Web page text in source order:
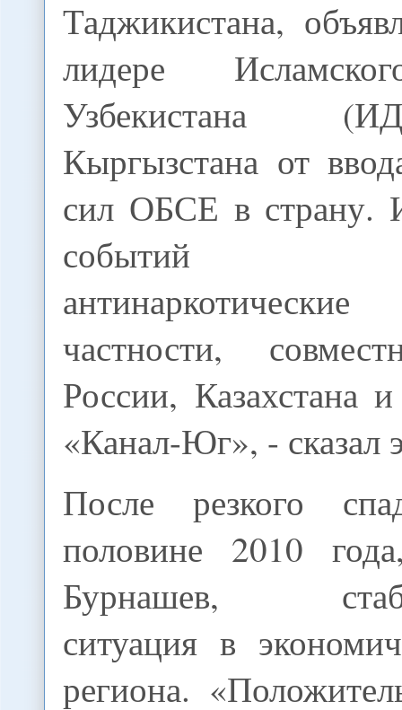
Таджикистана,
лидере
Узбекистана
Кыргызстана от
сил ОБСЕ в страну.
событий
частности,
России, Казахстана
«Канал-Юг», - сказал
После резкого
половине 2010
Бурнашев,
ситуация в
региона.